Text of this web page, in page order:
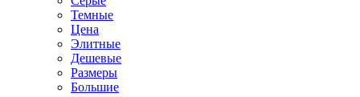
Темные
Цена
Элитные
Дешевые
Размеры
Большие